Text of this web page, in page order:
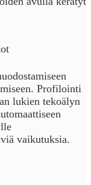
Profilointi
lukien tekoälyn
vaikutuksia.